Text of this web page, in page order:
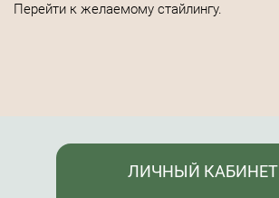
Перейти к желаемому стайлингу.
ЛИЧНЫЙ КАБИНЕТ